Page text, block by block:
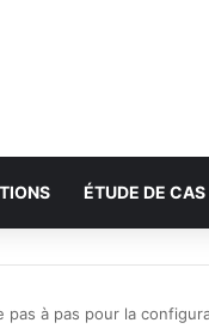
ÉTUDE DE CAS
pas à pas pour la